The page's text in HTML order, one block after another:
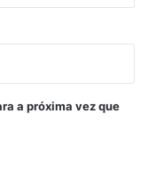
a próxima vez que